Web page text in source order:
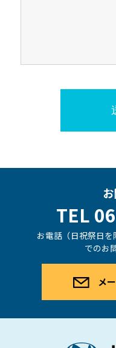
TEL
お電話（日祝祭日を
でのお
メ